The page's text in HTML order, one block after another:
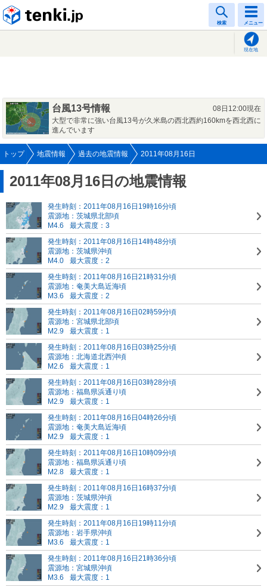
検索 メニュー
現在地
台風13号情報
08日12:00現在
大型で非常に強い台風13号が久米島の西北西約160kmを西北西に
進んでいます
トップ 地震情報 過去の地震情報 2011年08月16日
2011年08月16日の地震情報
発生時刻：2011年08月16日19時16分頃
震源地：茨城県北部頃
M4.6
最大震度：3
発生時刻：2011年08月16日14時48分頃
震源地：茨城県沖頃
M4.0
最大震度：2
発生時刻：2011年08月16日21時31分頃
震源地：奄美大島近海頃
M3.6
最大震度：2
発生時刻：2011年08月16日02時59分頃
震源地：宮城県北部頃
M2.9
最大震度：1
発生時刻：2011年08月16日03時25分頃
震源地：北海道北西沖頃
M2.6
最大震度：1
発生時刻：2011年08月16日03時28分頃
震源地：福島県浜通り頃
M2.9
最大震度：1
発生時刻：2011年08月16日04時26分頃
震源地：奄美大島近海頃
M2.9
最大震度：1
発生時刻：2011年08月16日10時09分頃
震源地：福島県浜通り頃
M2.8
最大震度：1
発生時刻：2011年08月16日16時37分頃
震源地：茨城県沖頃
M2.9
最大震度：1
発生時刻：2011年08月16日19時11分頃
震源地：岩手県沖頃
M3.6
最大震度：1
発生時刻：2011年08月16日21時36分頃
震源地：宮城県沖頃
M3.6
最大震度：1